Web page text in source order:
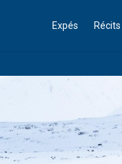
Expés Récits